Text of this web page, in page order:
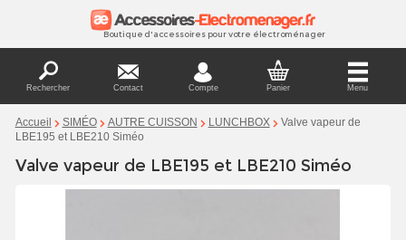
Boutique d'accessoires pour votre électroménager
Rechercher Contact Compte Panier Menu
Accueil SIMÉO AUTRE CUISSON LUNCHBOX
Valve vapeur de
LBE195 et LBE210 Siméo
Valve vapeur de LBE195 et LBE210 Siméo